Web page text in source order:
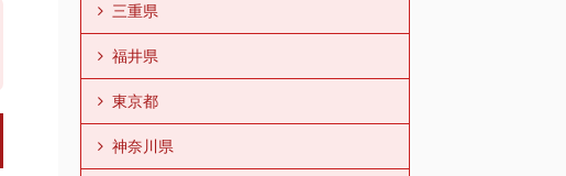
三重県
福井県
東京都
神奈川県